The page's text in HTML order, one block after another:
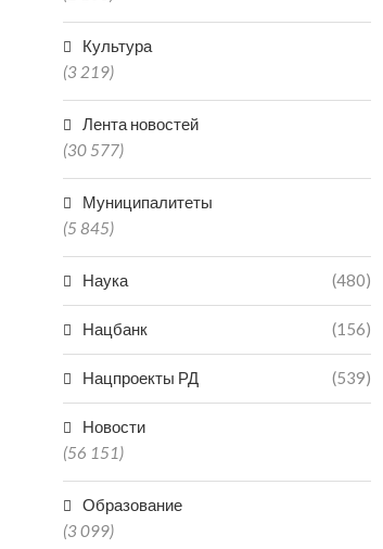
Культура
(3 219)
Лента новостей
(30 577)
Муниципалитеты
(5 845)
Наука (480)
Нацбанк (156)
Нацпроекты РД (539)
Новости
(56 151)
Образование
(3 099)